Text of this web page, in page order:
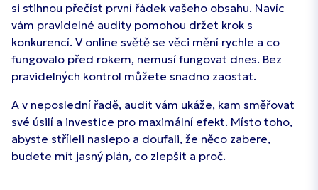
si stihnou přečíst první řádek vašeho obsahu. Navíc
vám pravidelné audity pomohou držet krok s
konkurencí. V online světě se věci mění rychle a co
fungovalo před rokem, nemusí fungovat dnes. Bez
pravidelných kontrol můžete snadno zaostat.
A v neposlední řadě, audit vám ukáže, kam směřovat
své úsilí a investice pro maximální efekt. Místo toho,
abyste stříleli naslepo a doufali, že něco zabere,
budete mít jasný plán, co zlepšit a proč.